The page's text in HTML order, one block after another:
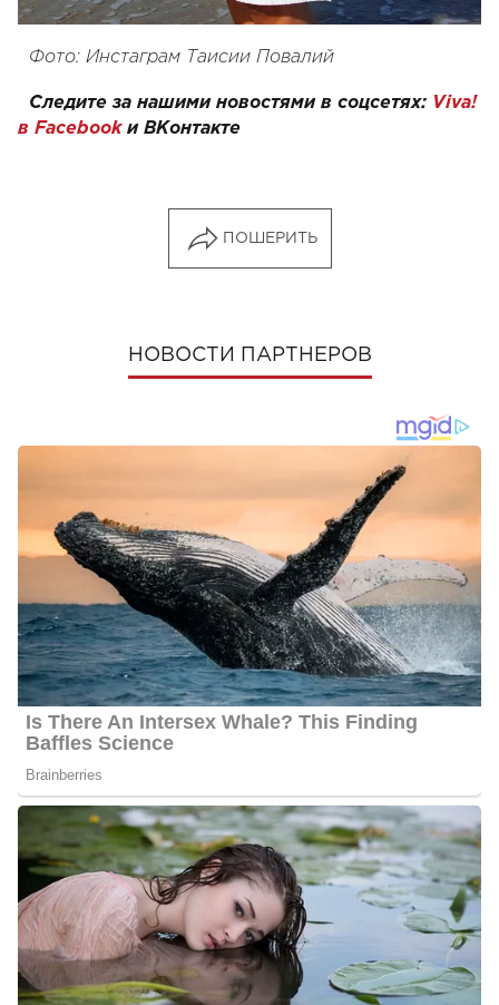
Фото: Инстаграм Таисии Повалий
Следите за нашими новостями в соцсетях: Viva!
в Facebookи ВКонтакте
ПОШЕРИТЬ
НОВОСТИ ПАРТНЕРОВ